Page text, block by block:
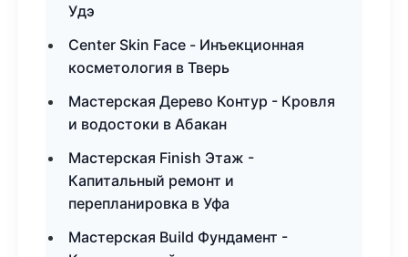
Удэ
Center Skin Face - Инъекционная
косметология в Тверь
Мастерская Дерево Контур - Кровля
и водостоки в Абакан
Мастерская Finish Этаж -
Капитальный ремонт и
перепланировка в Уфа
Мастерская Build Фундамент -